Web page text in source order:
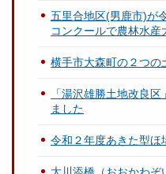
五里合地区(男鹿市)が
コンクールで農林水
横手市大森町の２つの
「湯沢雄勝土地改良
ました
令和２年度あきた型ほ